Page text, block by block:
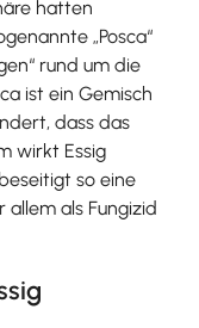
hatten
„Posca“
rund um die
ist ein Gemisch
dass das
wirkt Essig
so eine
allem als Fungizid